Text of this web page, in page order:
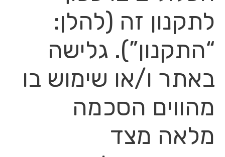
לתקנון זה (להלן:
“התקנון”). גלישה
באתר ו/או שימוש בו
מהווים הסכמה
מלאה מצד